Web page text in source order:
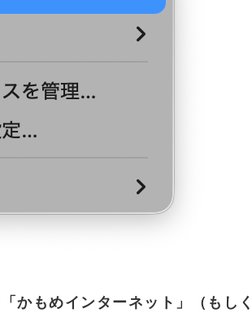
かもめインターネット」（もし